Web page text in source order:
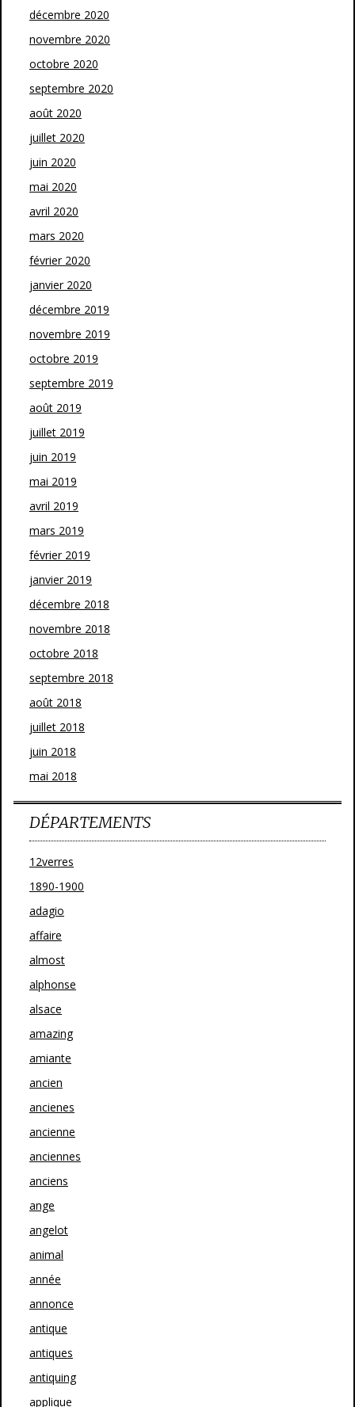
décembre 2020
novembre 2020
octobre 2020
septembre 2020
août 2020
juillet 2020
juin 2020
mai 2020
avril 2020
mars 2020
février 2020
janvier 2020
décembre 2019
novembre 2019
octobre 2019
septembre 2019
août 2019
juillet 2019
juin 2019
mai 2019
avril 2019
mars 2019
février 2019
janvier 2019
décembre 2018
novembre 2018
octobre 2018
septembre 2018
août 2018
juillet 2018
juin 2018
mai 2018
DÉPARTEMENTS
12verres
1890-1900
adagio
affaire
almost
alphonse
alsace
amazing
amiante
ancien
ancienes
ancienne
anciennes
anciens
ange
angelot
animal
année
annonce
antique
antiques
antiquing
applique